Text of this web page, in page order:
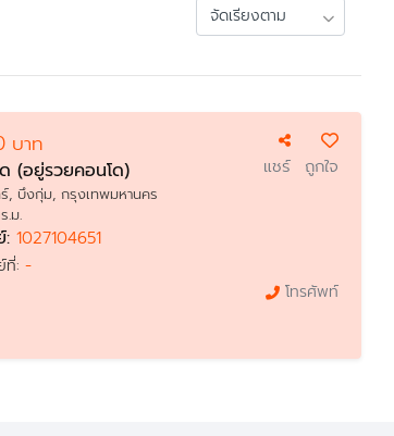
แชร์ ถูกใจ
บาท
(อยู่รวยคอนโด)
, บึงกุ่ม, กรุงเทพมหานคร
.ม.
: 1027104651
ที่: -
โทรศัพท์